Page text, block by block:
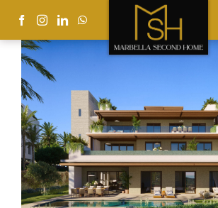
content